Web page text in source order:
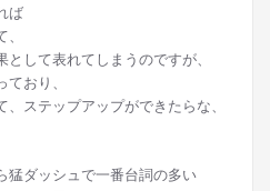
ば
して表れてしまうのですが、
おり、
ステップアップができたらな、
ダッシュで一番台詞の多い